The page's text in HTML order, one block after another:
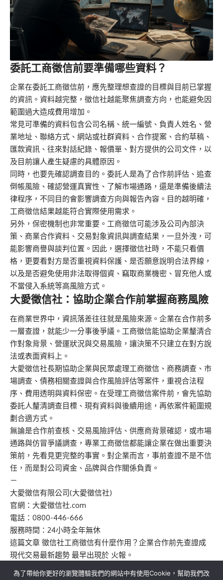
委託工商徵信前要準備哪些資料？
企業在委託工商徵信前，應先整理想查證的目標與目前已掌握
的資訊。資料越完整，徵信社越能聚焦調查方向，也能避免因
範圍過大造成費用增加。
常見可準備的資料包含公司名稱、統一編號、負責人姓名、營
業地址、聯絡方式、網站或社群資料、合作提案、合約草稿、
匯款資訊、往來對話紀錄、報價單、對方提供的公司文件，以
及目前讓人產生疑慮的具體原因。
同時，也要先確認調查目的。委託人是為了合作前評估、追查
倒帳風險、確認營運真實性、了解市場通路，還是準備後續法
律程序，不同目的會影響調查方向與報告內容。目的越明確，
工商徵信結果越能符合實際使用需求。
另外，保密機制也非常重要。工商徵信可能涉及公司內部決
策、商業合作資料、交易對象資訊與調查結果，一旦外洩，可
能影響商譽與談判位置。因此，選擇徵信社時，不能只看價
格，更要看對方是否重視資料保護、是否願意說明合法界線，
以及是否避免使用非法取得個資、竊取商業機密、冒充他人或
不當侵入系統等高風險方式。
大愛徵信社：協助企業合作前掌握商務風險
在商業世界中，資訊落差往往就是風險來源。企業在合作前多
一層查證，就能少一分事後爭議。工商徵信能協助企業釐清合
作對象背景、營運狀況與交易風險，讓決策不只建立在對方說
法或表面資料上。
大愛徵信社長期協助企業與民眾處理工商徵信、商務調查、市
場調查、債務相關查證與合作風險評估等案件，重視合法程
序、費用透明與資料保密。在受理工商徵信案件前，會先協助
委託人釐清調查目標、現有資料與後續用途，再依案件範圍規
劃合適方式。
無論是合作前查核、交易風險評估、供應商背景確認，或市場
通路與仿冒爭議調查，專業工商徵信都能讓企業在做出重要決
策前，先看見更完整的事實。對企業而言，事前查證不是不信
任，而是對公司資金、品牌與合作關係負責。
－
大愛徵信有限公司(大愛徵信社)
官網：大愛徵信社.com
電話：0800-446-666
服務時間：24小時全年無休
這篇文章 徵信社工商徵信有什麼作用？企業合作前先查證成
現代交易最新趨勢 最早出現於 火報 。
為了帶給你更好的瀏覽體驗我們的網站中有使用Cookie，幫助我們改